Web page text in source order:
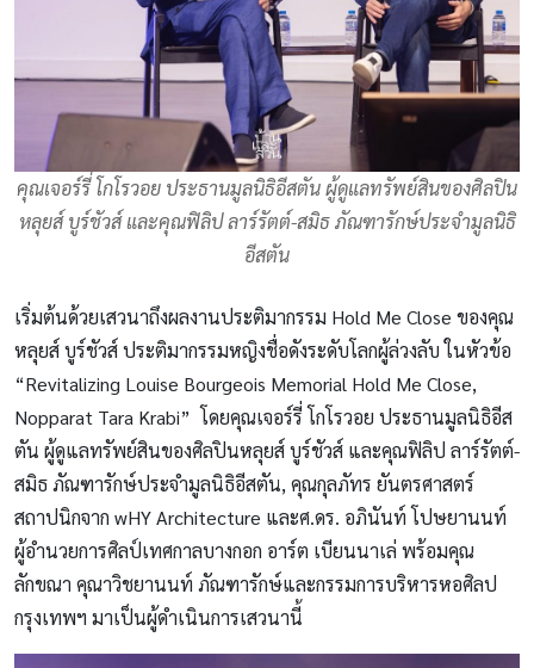
คุณเจอร์รี่ โกโรวอย ประธานมูลนิธิอีสตัน ผู้ดูแลทรัพย์สินของศิลปิน
หลุยส์ บูร์ชัวส์ และคุณฟิลิป ลาร์รัตต์-สมิธ ภัณฑารักษ์ประจำมูลนิธิ
อีสตัน
เริ่มต้นด้วยเสวนาถึงผลงานประติมากรรม Hold Me Close ของคุณ
หลุยส์ บูร์ชัวส์ ประติมากรรมหญิงชื่อดังระดับโลกผู้ล่วงลับ ในหัวข้อ
“Revitalizing Louise Bourgeois Memorial Hold Me Close,
Nopparat Tara Krabi” โดยคุณเจอร์รี่ โกโรวอย ประธานมูลนิธิอีส
ตัน ผู้ดูแลทรัพย์สินของศิลปินหลุยส์ บูร์ชัวส์ และคุณฟิลิป ลาร์รัตต์-
สมิธ ภัณฑารักษ์ประจำมูลนิธิอีสตัน, คุณกุลภัทร ยันตรศาสตร์
สถาปนิกจาก wHY Architecture และศ.ดร. อภินันท์ โปษยานนท์
ผู้อำนวยการศิลป์เทศกาลบางกอก อาร์ต เบียนนาเล่ พร้อมคุณ
ลักขณา คุณาวิชยานนท์ ภัณฑารักษ์และกรรมการบริหารหอศิลป
กรุงเทพฯ มาเป็นผู้ดำเนินการเสวนานี้